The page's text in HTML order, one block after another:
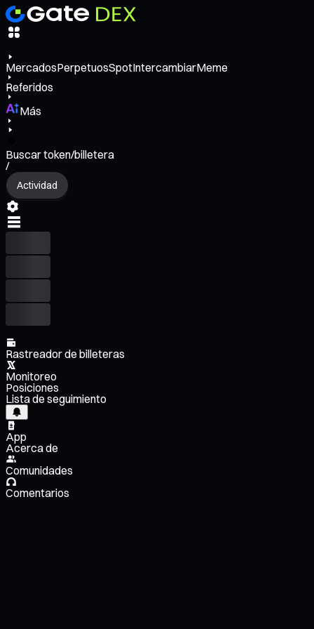
MercadosPerpetuosSpotIntercambiarMeme
Referidos
Más
Buscar token/billetera
/
Actividad
Rastreador de billeteras
Monitoreo
Posiciones
Lista de seguimiento
App
Acerca de
Comunidades
Comentarios